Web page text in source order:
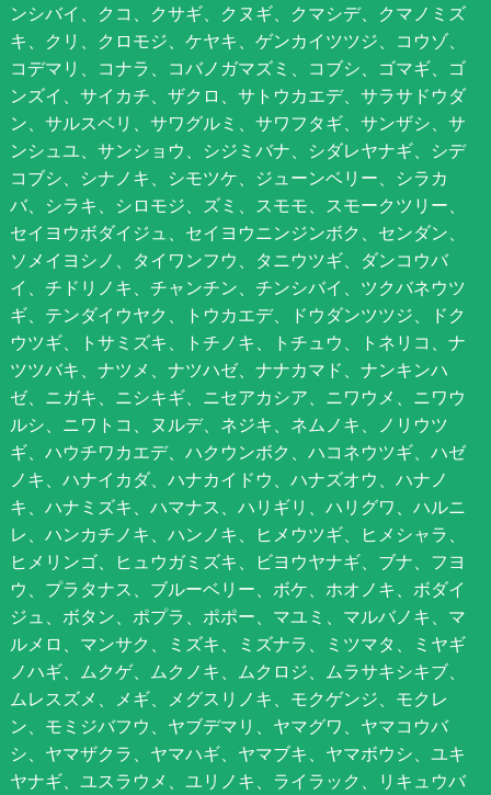
ンシバイ、クコ、クサギ、クヌギ、クマシデ、クマノミズ
キ、クリ、クロモジ、ケヤキ、ゲンカイツツジ、コウゾ、
コデマリ、コナラ、コバノガマズミ、コブシ、ゴマギ、ゴ
ンズイ、サイカチ、ザクロ、サトウカエデ、サラサドウダ
ン、サルスベリ、サワグルミ、サワフタギ、サンザシ、サ
ンシュユ、サンショウ、シジミバナ、シダレヤナギ、シデ
コブシ、シナノキ、シモツケ、ジューンベリー、シラカ
バ、シラキ、シロモジ、ズミ、スモモ、スモークツリー、
セイヨウボダイジュ、セイヨウニンジンボク、センダン、
ソメイヨシノ、タイワンフウ、タニウツギ、ダンコウバ
イ、チドリノキ、チャンチン、チンシバイ、ツクバネウツ
ギ、テンダイウヤク、トウカエデ、ドウダンツツジ、ドク
ウツギ、トサミズキ、トチノキ、トチュウ、トネリコ、ナ
ツツバキ、ナツメ、ナツハゼ、ナナカマド、ナンキンハ
ゼ、ニガキ、ニシキギ、ニセアカシア、ニワウメ、ニワウ
ルシ、ニワトコ、ヌルデ、ネジキ、ネムノキ、ノリウツ
ギ、ハウチワカエデ、ハクウンボク、ハコネウツギ、ハゼ
ノキ、ハナイカダ、ハナカイドウ、ハナズオウ、ハナノ
キ、ハナミズキ、ハマナス、ハリギリ、ハリグワ、ハルニ
レ、ハンカチノキ、ハンノキ、ヒメウツギ、ヒメシャラ、
ヒメリンゴ、ヒュウガミズキ、ビヨウヤナギ、ブナ、フヨ
ウ、プラタナス、ブルーベリー、ボケ、ホオノキ、ボダイ
ジュ、ボタン、ポプラ、ポポー、マユミ、マルバノキ、マ
ルメロ、マンサク、ミズキ、ミズナラ、ミツマタ、ミヤギ
ノハギ、ムクゲ、ムクノキ、ムクロジ、ムラサキシキブ、
ムレスズメ、メギ、メグスリノキ、モクゲンジ、モクレ
ン、モミジバフウ、ヤブデマリ、ヤマグワ、ヤマコウバ
シ、ヤマザクラ、ヤマハギ、ヤマブキ、ヤマボウシ、ユキ
ヤナギ、ユスラウメ、ユリノキ、ライラック、リキュウバ